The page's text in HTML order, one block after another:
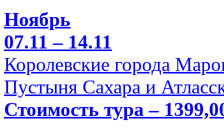
Ноябрь
07.11 – 14.11
Королевские города
Пустыня Сахара и
Стоимость тура –